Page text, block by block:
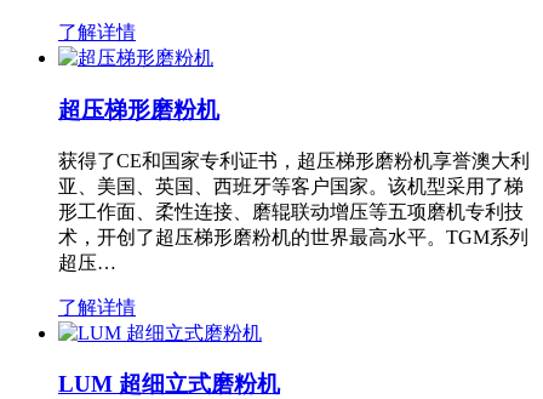
了解详情
超压梯形磨粉机
获得了CE和国家专利证书，超压梯形磨粉机享誉澳大利
亚、美国、英国、西班牙等客户国家。该机型采用了梯
形工作面、柔性连接、磨辊联动增压等五项磨机专利技
术，开创了超压梯形磨粉机的世界最高水平。TGM系列
超压…
了解详情
LUM 超细立式磨粉机